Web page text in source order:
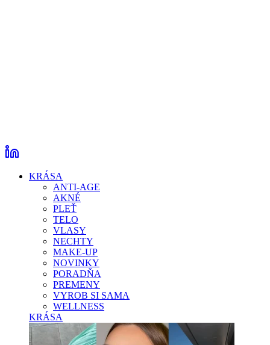
KRÁSA
ANTI-AGE
AKNÉ
PLEŤ
TELO
VLASY
NECHTY
MAKE-UP
NOVINKY
PORADŇA
PREMENY
VYROB SI SAMA
WELLNESS
KRÁSA